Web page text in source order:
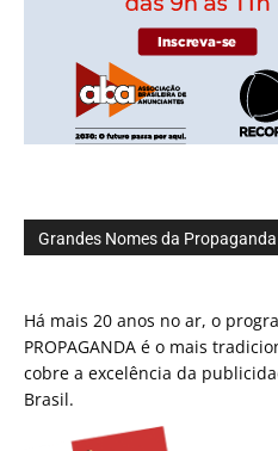
Grandes Nomes da Propaganda
Há mais 20 anos no ar, o
PROPAGANDA é o mais
cobre a excelência da
Brasil.